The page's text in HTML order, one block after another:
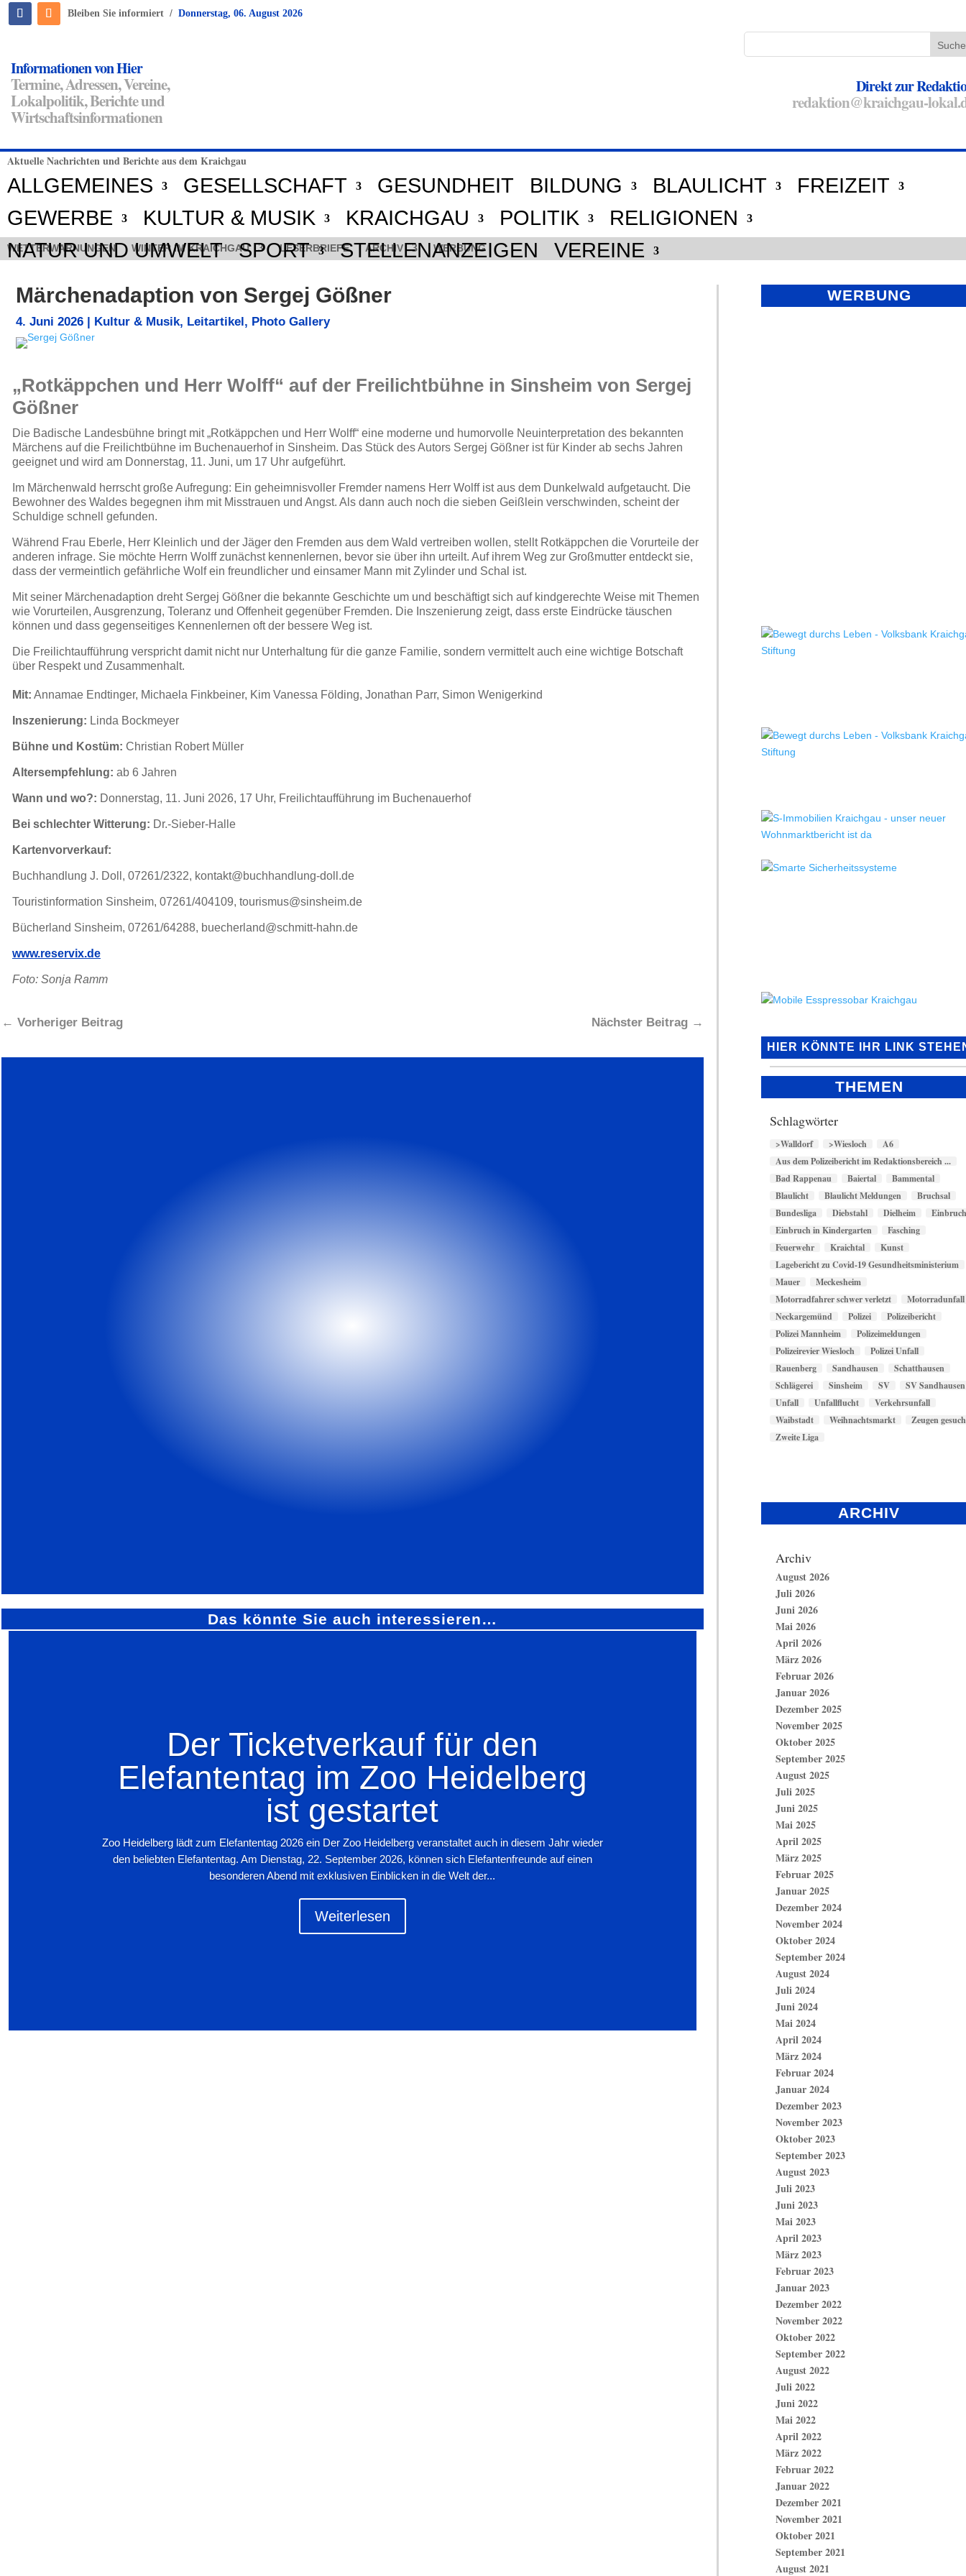
Bleiben Sie informiert / Donnerstag, 06. August 2026
Informationen von Hier
Termine, Adressen, Vereine,
Lokalpolitik, Berichte und
Wirtschaftsinformationen
Direkt zur
redaktion@kraichgau-
Aktuelle Nachrichten und Berichte aus dem Kraichgau
ALLGEMEINES GESELLSCHAFT GESUNDHEIT BILDUNG BLAULICHT
FREIZEIT
GEWERBE
KULTUR & MUSIK KRAICHGAU POLITIK
RELIGIONEN
NATUR UND UMWELT
SPORT STELLENANZEIGEN VEREINE
WETTERWARNUNGEN WINTER IM KRAICHGAU LESERBRIEFE ARCHIV WERBUNG
Märchenadaption von Sergej Gößner
4. Juni 2026 | Kultur & Musik, Leitartikel, Photo Gallery
„Rotkäppchen und Herr Wolff“ auf der Freilichtbühne in Sinsheim von Sergej
Gößner
Die Badische Landesbühne bringt mit „Rotkäppchen und Herr Wolff“ eine moderne und humorvolle Neuinterpretation des bekannten
Märchens auf die Freilichtbühne im Buchenauerhof in Sinsheim. Das Stück des Autors Sergej Gößner ist für Kinder ab sechs Jahren
geeignet und wird am Donnerstag, 11. Juni, um 17 Uhr aufgeführt.
Im Märchenwald herrscht große Aufregung: Ein geheimnisvoller Fremder namens Herr Wolff ist aus dem Dunkelwald aufgetaucht. Die
Bewohner des Waldes begegnen ihm mit Misstrauen und Angst. Als dann auch noch die sieben Geißlein verschwinden, scheint der
Schuldige schnell gefunden.
Während Frau Eberle, Herr Kleinlich und der Jäger den Fremden aus dem Wald vertreiben wollen, stellt Rotkäppchen die Vorurteile der
anderen infrage. Sie möchte Herrn Wolff zunächst kennenlernen, bevor sie über ihn urteilt. Auf ihrem Weg zur Großmutter entdeckt sie,
dass der vermeintlich gefährliche Wolf ein freundlicher und einsamer Mann mit Zylinder und Schal ist.
Mit seiner Märchenadaption dreht Sergej Gößner die bekannte Geschichte um und beschäftigt sich auf kindgerechte Weise mit Themen
wie Vorurteilen, Ausgrenzung, Toleranz und Offenheit gegenüber Fremden. Die Inszenierung zeigt, dass erste Eindrücke täuschen
können und dass gegenseitiges Kennenlernen oft der bessere Weg ist.
Die Freilichtaufführung verspricht damit nicht nur Unterhaltung für die ganze Familie, sondern vermittelt auch eine wichtige Botschaft
über Respekt und Zusammenhalt.
Mit: Annamae Endtinger, Michaela Finkbeiner, Kim Vanessa Földing, Jonathan Parr, Simon Wenigerkind
Inszenierung: Linda Bockmeyer
Bühne und Kostüm: Christian Robert Müller
Altersempfehlung: ab 6 Jahren
Wann und wo?: Donnerstag, 11. Juni 2026, 17 Uhr, Freilichtaufführung im Buchenauerhof
Bei schlechter Witterung: Dr.-Sieber-Halle
Kartenvorverkauf:
Buchhandlung J. Doll, 07261/2322, kontakt@buchhandlung-doll.de
Touristinformation Sinsheim, 07261/404109, tourismus@sinsheim.de
Bücherland Sinsheim, 07261/64288, buecherland@schmitt-hahn.de
www.reservix.de
Foto: Sonja Ramm
← Vorheriger Beitrag Nächster Beitrag→
Das könnte Sie auch interessieren…
Der Ticketverkauf für den
Elefantentag im Zoo Heidelberg
ist gestartet
Zoo Heidelberg lädt zum Elefantentag 2026 ein Der Zoo Heidelberg veranstaltet auch in diesem Jahr wieder
den beliebten Elefantentag. Am Dienstag, 22. September 2026, können sich Elefantenfreunde auf einen
besonderen Abend mit exklusiven Einblicken in die Welt der...
Weiterlesen
WERBUNG
HIER KÖNNTE IHR LINK
THEMEN
Schlagwörter
>Walldorf >Wiesloch
A6
Aus dem Polizeibericht im Redaktionsbereich ...
Bad Rappenau
Baiertal
Bammental
Blaulicht
Blaulicht Meldungen
Bruchsal
Bundesliga
Diebstahl Dielheim
Einbruch in Kindergarten
Fasching
Feuerwehr
Kraichtal
Kunst
Lagebericht zu Covid-19 Gesundheitsministerium
Mauer
Meckesheim
Motorradfahrer schwer verletzt
Motorradunfall
Neckargemünd
Polizei
Polizeibericht
Polizei Mannheim
Polizeimeldungen
Polizeirevier Wiesloch
Polizei Unfall
Rauenberg
Sandhausen
Schatthausen
Schlägerei
Sinsheim SV
SV Sandhausen
Unfall
Unfallflucht
Verkehrsunfall
Waibstadt
Weihnachtsmarkt
Zeugen
Zweite Liga
ARCHIV
Archiv
August 2026
Juli 2026
Juni 2026
Mai 2026
April 2026
März 2026
Februar 2026
Januar 2026
Dezember 2025
November 2025
Oktober 2025
September 2025
August 2025
Juli 2025
Juni 2025
Mai 2025
April 2025
März 2025
Februar 2025
Januar 2025
Dezember 2024
November 2024
Oktober 2024
September 2024
August 2024
Juli 2024
Juni 2024
Mai 2024
April 2024
März 2024
Februar 2024
Januar 2024
Dezember 2023
November 2023
Oktober 2023
September 2023
August 2023
Juli 2023
Juni 2023
Mai 2023
April 2023
März 2023
Februar 2023
Januar 2023
Dezember 2022
November 2022
Oktober 2022
September 2022
August 2022
Juli 2022
Juni 2022
Mai 2022
April 2022
März 2022
Februar 2022
Januar 2022
Dezember 2021
November 2021
Oktober 2021
September 2021
August 2021